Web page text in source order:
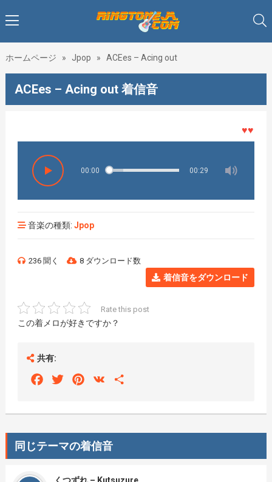
ホームページ » Jpop » ACEes – Acing out
ACEes – Acing out 着信音
♥♥♥着メ
00:00 00:29
音楽の種類: Jpop
236 聞く 8 ダウンロード数
着信音をダウンロード
Rate this post
この着メロが好きですか？
共有:
FacebookTwitterPinterest
VK
同じテーマの着信音